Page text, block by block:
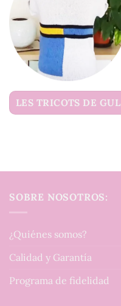
LES TRICOTS DE GUL
SOBRE NOSOTROS:
¿Quiénes somos?
Calidad y Garantía
Programa de fidelidad